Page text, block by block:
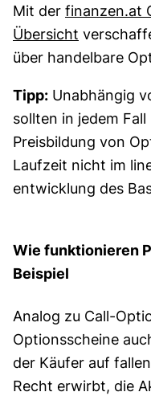
Mit der finanzen.at
Übersicht
über handel­bare
Tipp: Unabhängig
sollten in jedem
Preis­bildung von
Laufzeit nicht im
entwick­lung des
Wie funktionieren
Beispiel
Analog zu Call-
Optionsscheine
der Käufer auf
Recht erwirbt, die